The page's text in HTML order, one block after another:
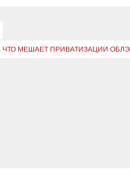
ЧТО МЕШАЕТ ПРИВАТИЗАЦИИ